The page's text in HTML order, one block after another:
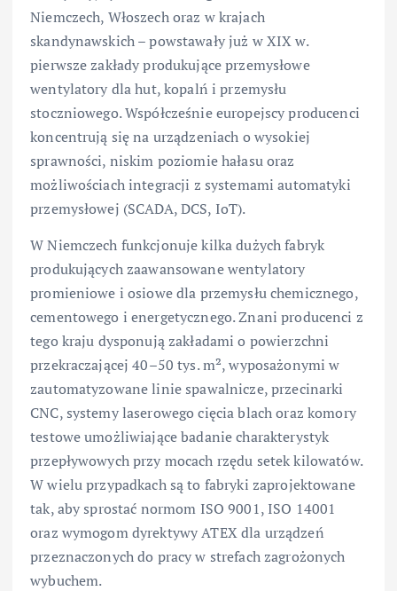
Niemczech, Włoszech oraz w krajach
skandynawskich – powstawały już w XIX w.
pierwsze zakłady produkujące przemysłowe
wentylatory dla hut, kopalń i przemysłu
stoczniowego. Współcześnie europejscy producenci
koncentrują się na urządzeniach o wysokiej
sprawności, niskim poziomie hałasu oraz
możliwościach integracji z systemami automatyki
przemysłowej (SCADA, DCS, IoT).
W Niemczech funkcjonuje kilka dużych fabryk
produkujących zaawansowane wentylatory
promieniowe i osiowe dla przemysłu chemicznego,
cementowego i energetycznego. Znani producenci z
tego kraju dysponują zakładami o powierzchni
przekraczającej 40–50 tys. m², wyposażonymi w
zautomatyzowane linie spawalnicze, przecinarki
CNC, systemy laserowego cięcia blach oraz komory
testowe umożliwiające badanie charakterystyk
przepływowych przy mocach rzędu setek kilowatów.
W wielu przypadkach są to fabryki zaprojektowane
tak, aby sprostać normom ISO 9001, ISO 14001
oraz wymogom dyrektywy ATEX dla urządzeń
przeznaczonych do pracy w strefach zagrożonych
wybuchem.